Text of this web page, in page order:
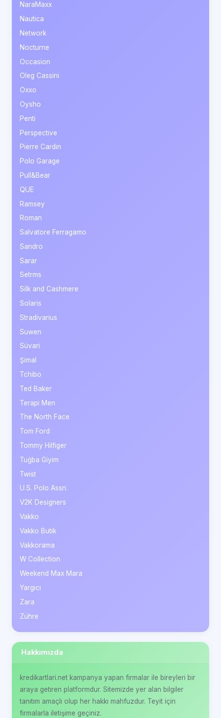
NaraMaxx
Nautica
Network
Nocturne
Occasion
Oleg Cassini
Oxxo
Oysho
Penti
Perspective
Pierre Cardin
Polo Garage
Pull&Bear
QUE
Ramsey
Roman
Salvatore Ferragamo
Sandro
Sarar
Setrms
Silk and Cashmere
Solaris
Stradivarius
Suwen
Süvari
Şimal
Tchibo
Ted Baker
Terapi Men
The North Face
Tom Ford
Tommy Hilfiger
Tuğba Giyim
Twist
U.S. Polo Assn.
V2K Designers
Vakko
Vakko Butik
Vakkorama
W Collection
Weekend Max Mara
Yargıcı
Zara
Zühre
Hakkımızda
kredikartlari.net kampanya yapan firmalar ile bireyleri bir
araya getiren platformdur. Sitemizde yer alan bilgiler
tanıtım amaçlı olup her hakkı mahfuzdur. Teyit için
firmalarla iletişime geçiniz.